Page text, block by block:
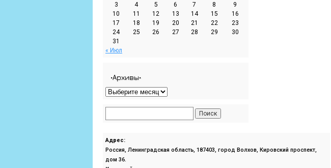
3
4 5 6 7 8
9
10
11 12 13 14 15
16
17
18 19 20 21 22
23
24
25 26 27 28 29
30
31
« Июл
•Архивы•
Адрес:
Россия, Ленинградская область, 187403, город Волхов, Кировский проспект,
дом 36.